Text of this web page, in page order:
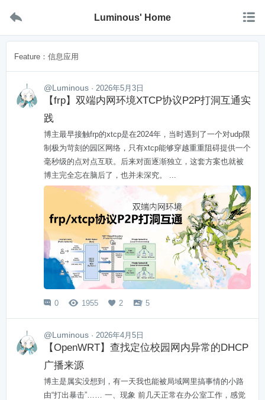
 Luminous' Home 
Feature：信息应用
@Luminous · 2026年5月3日
【frp】双端内网环境XTCP协议P2P打洞互通实
践
博主最早接触frp的xtcp是在2024年，当时遇到了一个对udp限
制极为苛刻的园区网络，只有xtcp能够穿越重重阻碍提供一个
毫秒级的点对点互联。后来对面逐渐独立，这套方案也就被
博主完全忘在脑后了，也并未深究。 ...
 0  1955  2  5
@Luminous · 2026年4月5日
【OpenWRT】查找定位校园网内异常的DHCP
广播来源
博主是属实没想到，有一天我也能被局域网里搞事情的小路
由“打出暴击”…… 一、现象 前几天正常在办公室工作，感觉